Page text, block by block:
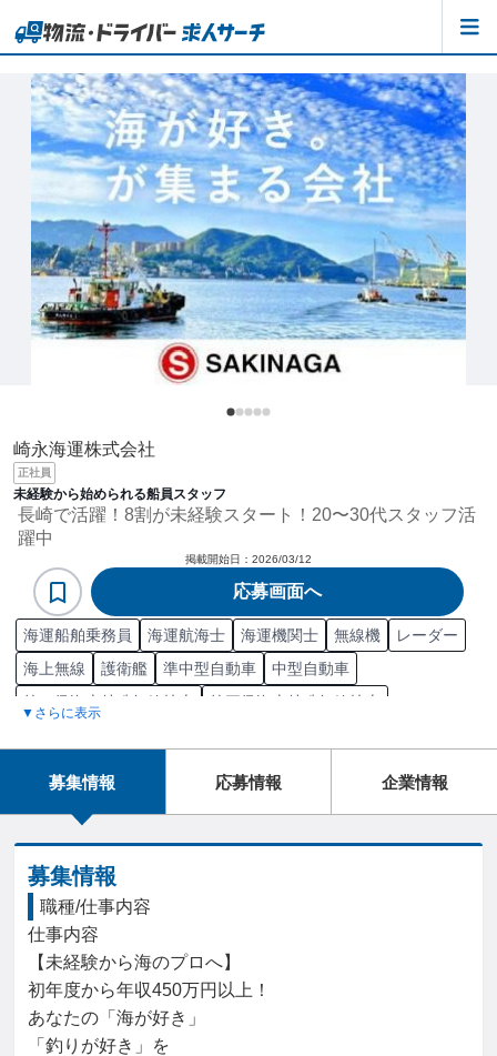
崎永海運株式会社
正社員
未経験から始められる船員スタッフ
長崎で活躍！8割が未経験スタート！20〜30代スタッフ活
躍中
掲載開始日： 2026/03/12
応募画面へ
海運船舶乗務員 海運航海士 海運機関士 無線機
レーダー
海上無線
護衛艦 準中型自動車
中型自動車
第一級海上特殊無線技士
第三級海上特殊無線技士
二級小型船舶操縦士免許
海技士免許1級
海技士免許2級
船内荷役作業主任者
自動車/輸送機械
自動車/輸送機器
貨物輸送
タンカー/油槽船 ばら積み貨物船
フェリー
RORO船
▼さらに表示
募集情報 応募情報 企業情報
募集情報
職種/仕事内容
仕事内容
【未経験から海のプロへ】
初年度から年収450万円以上！
あなたの「海が好き」
「釣りが好き」を